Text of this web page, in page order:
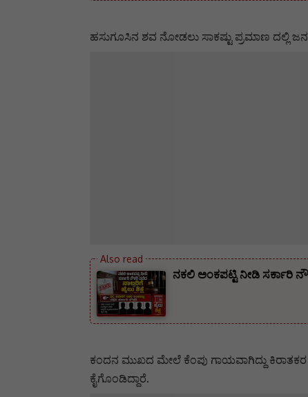
ಹಸುಗೂಸಿನ ಶವ ನೋಡಲು ಸಾಕಷ್ಟು ಪ್ರಮಾಣ ದಲ್ಲಿ ಜನ
ನಕಲಿ ಅಂಕಪಟ್ಟಿ ನೀಡಿ ಸರ್ಕಾರಿ
ಕಂದನ ಮುಖದ ಮೇಲೆ ಕೆಂಪು ಗಾಯವಾಗಿದ್ದು ಕಿರಾತಕರ
ಕೈಗೊಂಡಿದ್ದಾರೆ.